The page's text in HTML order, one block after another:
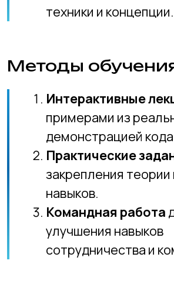
преподавателями.
разработки.
Курс по разработке
для детей — это твой
первый шаг в мир веб-
технологий. После его
завершения ты
создавать красивые и
функциональные веб-
сайты, что станет
основой для
изучения и